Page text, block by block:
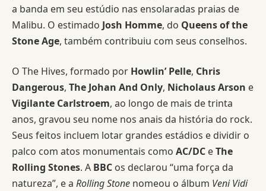
a banda em seu estúdio nas ensolaradas praias de
Malibu. O estimado Josh Homme, do Queens of the
Stone Age, também contribuiu com seus conselhos.
O The Hives, formado por Howlin’ Pelle, Chris
Dangerous, The Johan And Only, Nicholaus Arson e
Vigilante Carlstroem, ao longo de mais de trinta
anos, gravou seu nome nos anais da história do rock.
Seus feitos incluem lotar grandes estádios e dividir o
palco com atos monumentais como AC/DC eThe
Rolling Stones. A BBC os declarou “uma força da
natureza”, e a Rolling Stone nomeou o álbum Veni Vidi